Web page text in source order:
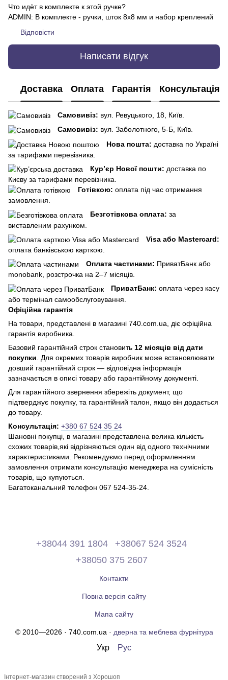
Что идёт в комплекте к этой ручке?
ADMIN: В комплекте - ручки, шток 8х8 мм и набор креплений
Відповісти
Написати відгук
Доставка Оплата Гарантія Консультація
Самовивіз: вул. Ревуцького, 18, Київ.
Самовивіз: вул. Заболотного, 5-Б, Київ.
Нова пошта: доставка по Україні
за тарифами перевізника.
Кур’єр Нової пошти: доставка по
Києву за тарифами перевізника.
Готівкою: оплата під час отримання
замовлення.
Безготівкова оплата: за
виставленим рахунком.
Visa або Mastercard:
оплата банківською карткою.
Оплата частинами: ПриватБанк або
monobank, розстрочка на 2–7 місяців.
ПриватБанк: оплата через касу
або термінал самообслуговування.
Офіційна гарантія
На товари, представлені в магазині 740.com.ua, діє офіційна
гарантія виробника.
Базовий гарантійний строк становить 12 місяців від дати
покупки . Для окремих товарів виробник може встановлювати
довший гарантійний строк — відповідна інформація
зазначається в описі товару або гарантійному документі.
Для гарантійного звернення збережіть документ, що
підтверджує покупку, та гарантійний талон, якщо він додається
до товару.
Консультація: +380 67 524 35 24
Шановні покупці, в магазині представлена ​​велика кількість
схожих товарів,які відрізняються один від одного технічними
характеристиками. Рекомендуємо перед оформленням
замовлення отримати консультацію менеджера на сумісність
товарів, що купуються.
Багатоканальний телефон 067 524-35-24.
+38044 391 1804
+38067 524 3524
+38050 375 2607
Контакти
Повна версія сайту
Мапа сайту
© 2010—2026 · 740.com.ua · дверна та меблева фурнітура
Укр Рус
Інтернет-магазин створений з Хорошоп